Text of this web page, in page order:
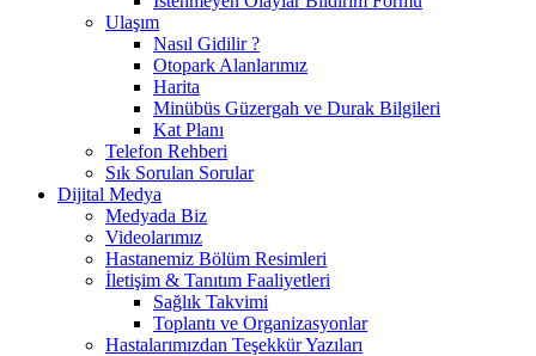
Ulaşım
Nasıl Gidilir ?
Otopark Alanlarımız
Harita
Minübüs Güzergah ve Durak Bilgileri
Kat Planı
Telefon Rehberi
Sık Sorulan Sorular
Dijital Medya
Medyada Biz
Videolarımız
Hastanemiz Bölüm Resimleri
İletişim & Tanıtım Faaliyetleri
Sağlık Takvimi
Toplantı ve Organizasyonlar
Hastalarımızdan Teşekkür Yazıları